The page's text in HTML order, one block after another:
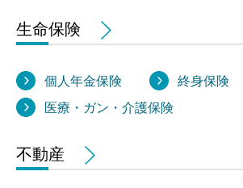
生命保険
個人年金保険
終身保険
医療・ガン・介護保険
不動産